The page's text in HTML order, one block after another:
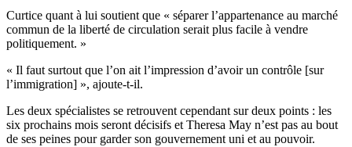
Curtice quant à lui soutient que « séparer l’appartenance au marché
commun de la liberté de circulation serait plus facile à vendre
politiquement. »
« Il faut surtout que l’on ait l’impression d’avoir un contrôle [sur
l’immigration] », ajoute-t-il.
Les deux spécialistes se retrouvent cependant sur deux points : les
six prochains mois seront décisifs et Theresa May n’est pas au bout
de ses peines pour garder son gouvernement uni et au pouvoir.